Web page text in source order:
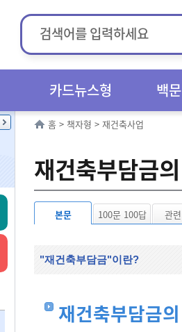
카드뉴스형 백
홈 > 책자형 > 재건축사업
재건축부담금
본문 100문 100답 관
"재건축부담금"이란?
재건축부담금